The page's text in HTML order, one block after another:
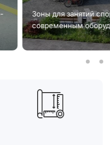
Зоны для занятий
современным